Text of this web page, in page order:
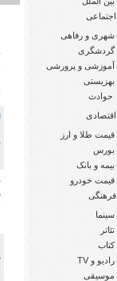
>
ایران سپید سایت خبری
>
اجتماعی
شهری و رفاهی
گردشگری
آموزشی و پرورشی
بهزیستی
حوادث
اقتصادی
قیمت طلا و ارز
بورس
بیمه و بانک
قیمت خودرو
فرهنگی
سینما
تئاتر
کتاب
رادیو و TV
موسیقی